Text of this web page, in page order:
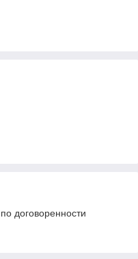
договоренности